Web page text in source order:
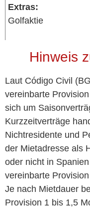
Extras:
Golfaktie
Hinweis
Laut Código Civil
vereinbarte
sich um
Kurzzeitverträge
Nichtresidente und
der Mietadresse als
oder nicht in
vereinbarte
Je nach Mietdauer
Provision 1 bis 1,5